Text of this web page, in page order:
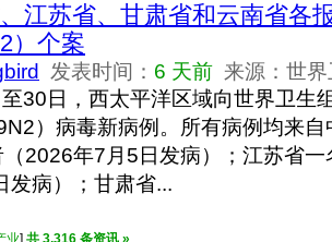
江苏省、甘肃省和云南省各
）个案
发表时间： 6 天前 来源：世
30日，西太平洋区域向世界卫生
）病毒新病例。所有病例均来
2026年7月5日发病）；江苏省
发病）；甘肃省...
业] 共 3,316 条资讯 »